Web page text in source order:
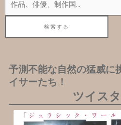
予測不能な自然の猛威に
イサーたち！
ツイス